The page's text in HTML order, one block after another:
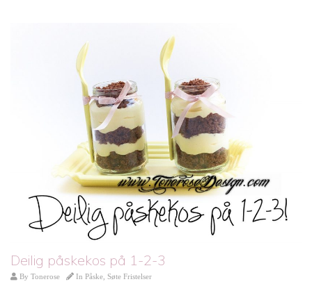
Deilig påskekos på 1-2-3
By Tonerose In Påske Søte Fristelser